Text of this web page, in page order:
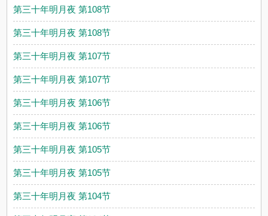
第三十年明月夜 第108节
第三十年明月夜 第108节
第三十年明月夜 第107节
第三十年明月夜 第107节
第三十年明月夜 第106节
第三十年明月夜 第106节
第三十年明月夜 第105节
第三十年明月夜 第105节
第三十年明月夜 第104节